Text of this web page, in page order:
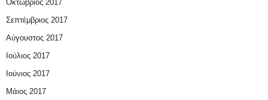
Οκτώβριος 2017
Σεπτέμβριος 2017
Αύγουστος 2017
Ιούλιος 2017
Ιούνιος 2017
Μάιος 2017